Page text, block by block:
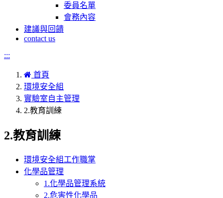
委員名單
會務內容
建議與回饋
contact us
:::
首頁
環境安全組
實驗室自主管理
2.教育訓練
2.教育訓練
環境安全組工作職掌
化學品管理
1.化學品管理系統
2.危害性化學品